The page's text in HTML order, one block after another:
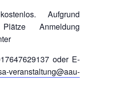
Aufgrund
Anmeldung
oder E-
veranstaltung@aau-